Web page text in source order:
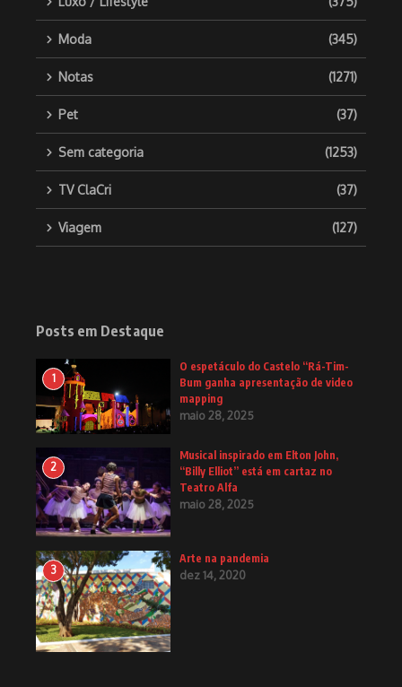
Moda (345)
Notas (1271)
Pet (37)
Sem categoria (1253)
TV ClaCri (37)
Viagem (127)
Posts em Destaque
1
O espetáculo do Castelo “Rá-Tim-
Bum ganha apresentação de video
mapping
maio 28, 2025
2
Musical inspirado em Elton John,
“Billy Elliot” está em cartaz no
Teatro Alfa
maio 28, 2025
3
Arte na pandemia
dez 14, 2020